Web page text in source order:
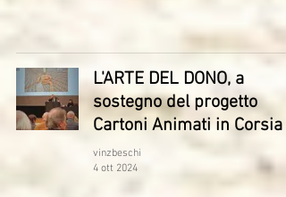
L'ARTE DEL DONO, a
sostegno del progetto
Cartoni Animati in Corsia
vinzbeschi
4 ott 2024